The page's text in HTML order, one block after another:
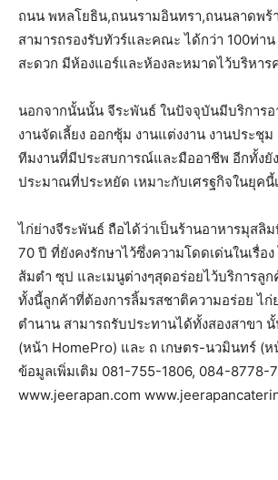
ถนน พหลโยธิน,ถนนรามอินทรา,ถนนลาดพร้
สามารถรองรับทัวร์และคณะ ได้กว่า 100ท่า
สะดวก มีห้องแอร์และห้องละหมาดไว้บริหาร
นอกจากนั้นนั้น จีระพันธ์ ในปัจจุบันมีบริการอ
งานจัดเลี้ยง ออกซุ้ม งานแต่งงาน งานประชุ
ทีมงานที่มีประสบการณ์และมืออาชีพ อีกทั้งยั
ประมาณที่ประหยัด เหมาะกับเศรฐกิจในยุคนี้
ไก่ย่างจีระพันธ์ ถือได้ว่าเป็นร้านอาหารมุสลิ
70 ปี ที่ยังคงรักษาไว้ซึ่งความโดดเด่นในเรื่อ
ส้มตำ ซุป และเมนูต่างๆสุดอร่อยไว้บริการลูก
ทั้งนี้ลูกค้าที่ต้องการลิ้มรสชาติความอร่อย ไก่
ตำนาน สามารถรับประทานได้ทั้งสองสาขา นั้
(หน้า HomePro) และ ถ เกษตร-นวมินทร์ (ห
ข้อมูลเพิ่มเติม 081-755-1806, 084-8778-
www.jeerapan.com